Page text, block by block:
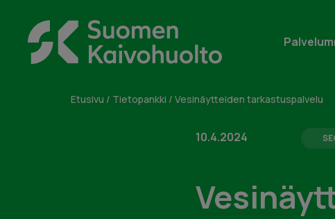
content
Suomen
Kaivohuolto
Oy
Etusivu / Tietopankki / Vesinäytteiden tarkastuspalvelu
10.4.2024